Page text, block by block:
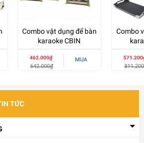
hàng và khẳng định thương hiệu của
phẩm combo vật dụng phòng chắc chắn
chất lượng dịch vụ cho cơ sở kinh doanh
Combo vật dụng để bàn
karaoke CBIN
462.000₫
642.000₫
MUA
Combo
TỨC